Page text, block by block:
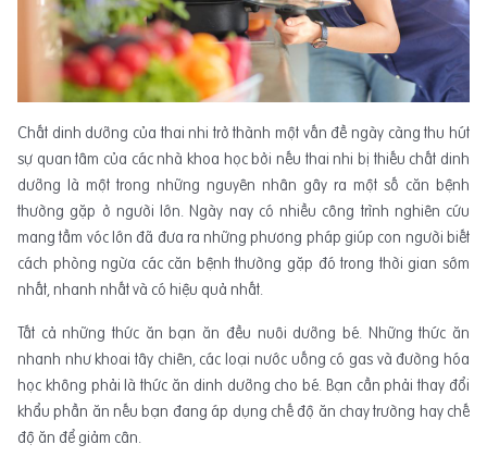
Chất dinh dưỡng của thai nhi trở thành một vấn đề ngày càng thu hút
sự quan tâm của các nhà khoa học bởi nếu thai nhi bị thiếu chất dinh
dưỡng là một trong những nguyên nhân gây ra một số căn bệnh
thường gặp ở người lớn. Ngày nay có nhiều công trình nghiên cứu
mang tầm vóc lớn đã đưa ra những phương pháp giúp con người biết
cách phòng ngừa các căn bệnh thường gặp đó trong thời gian sớm
nhất, nhanh nhất và có hiệu quả nhất.
Tất cả những thức ăn bạn ăn đều nuôi dưỡng bé. Những thức ăn
nhanh như khoai tây chiên, các loại nước uống có gas và đường hóa
học không phải là thức ăn dinh dưỡng cho bé. Bạn cần phải thay đổi
khẩu phần ăn nếu bạn đang áp dụng chế độ ăn chay trường hay chế
độ ăn để giảm cân.